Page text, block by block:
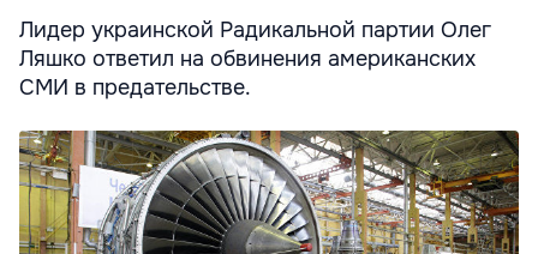
Лидер украинской Радикальной партии Олег
Ляшко ответил на обвинения американских
СМИ в предательстве.